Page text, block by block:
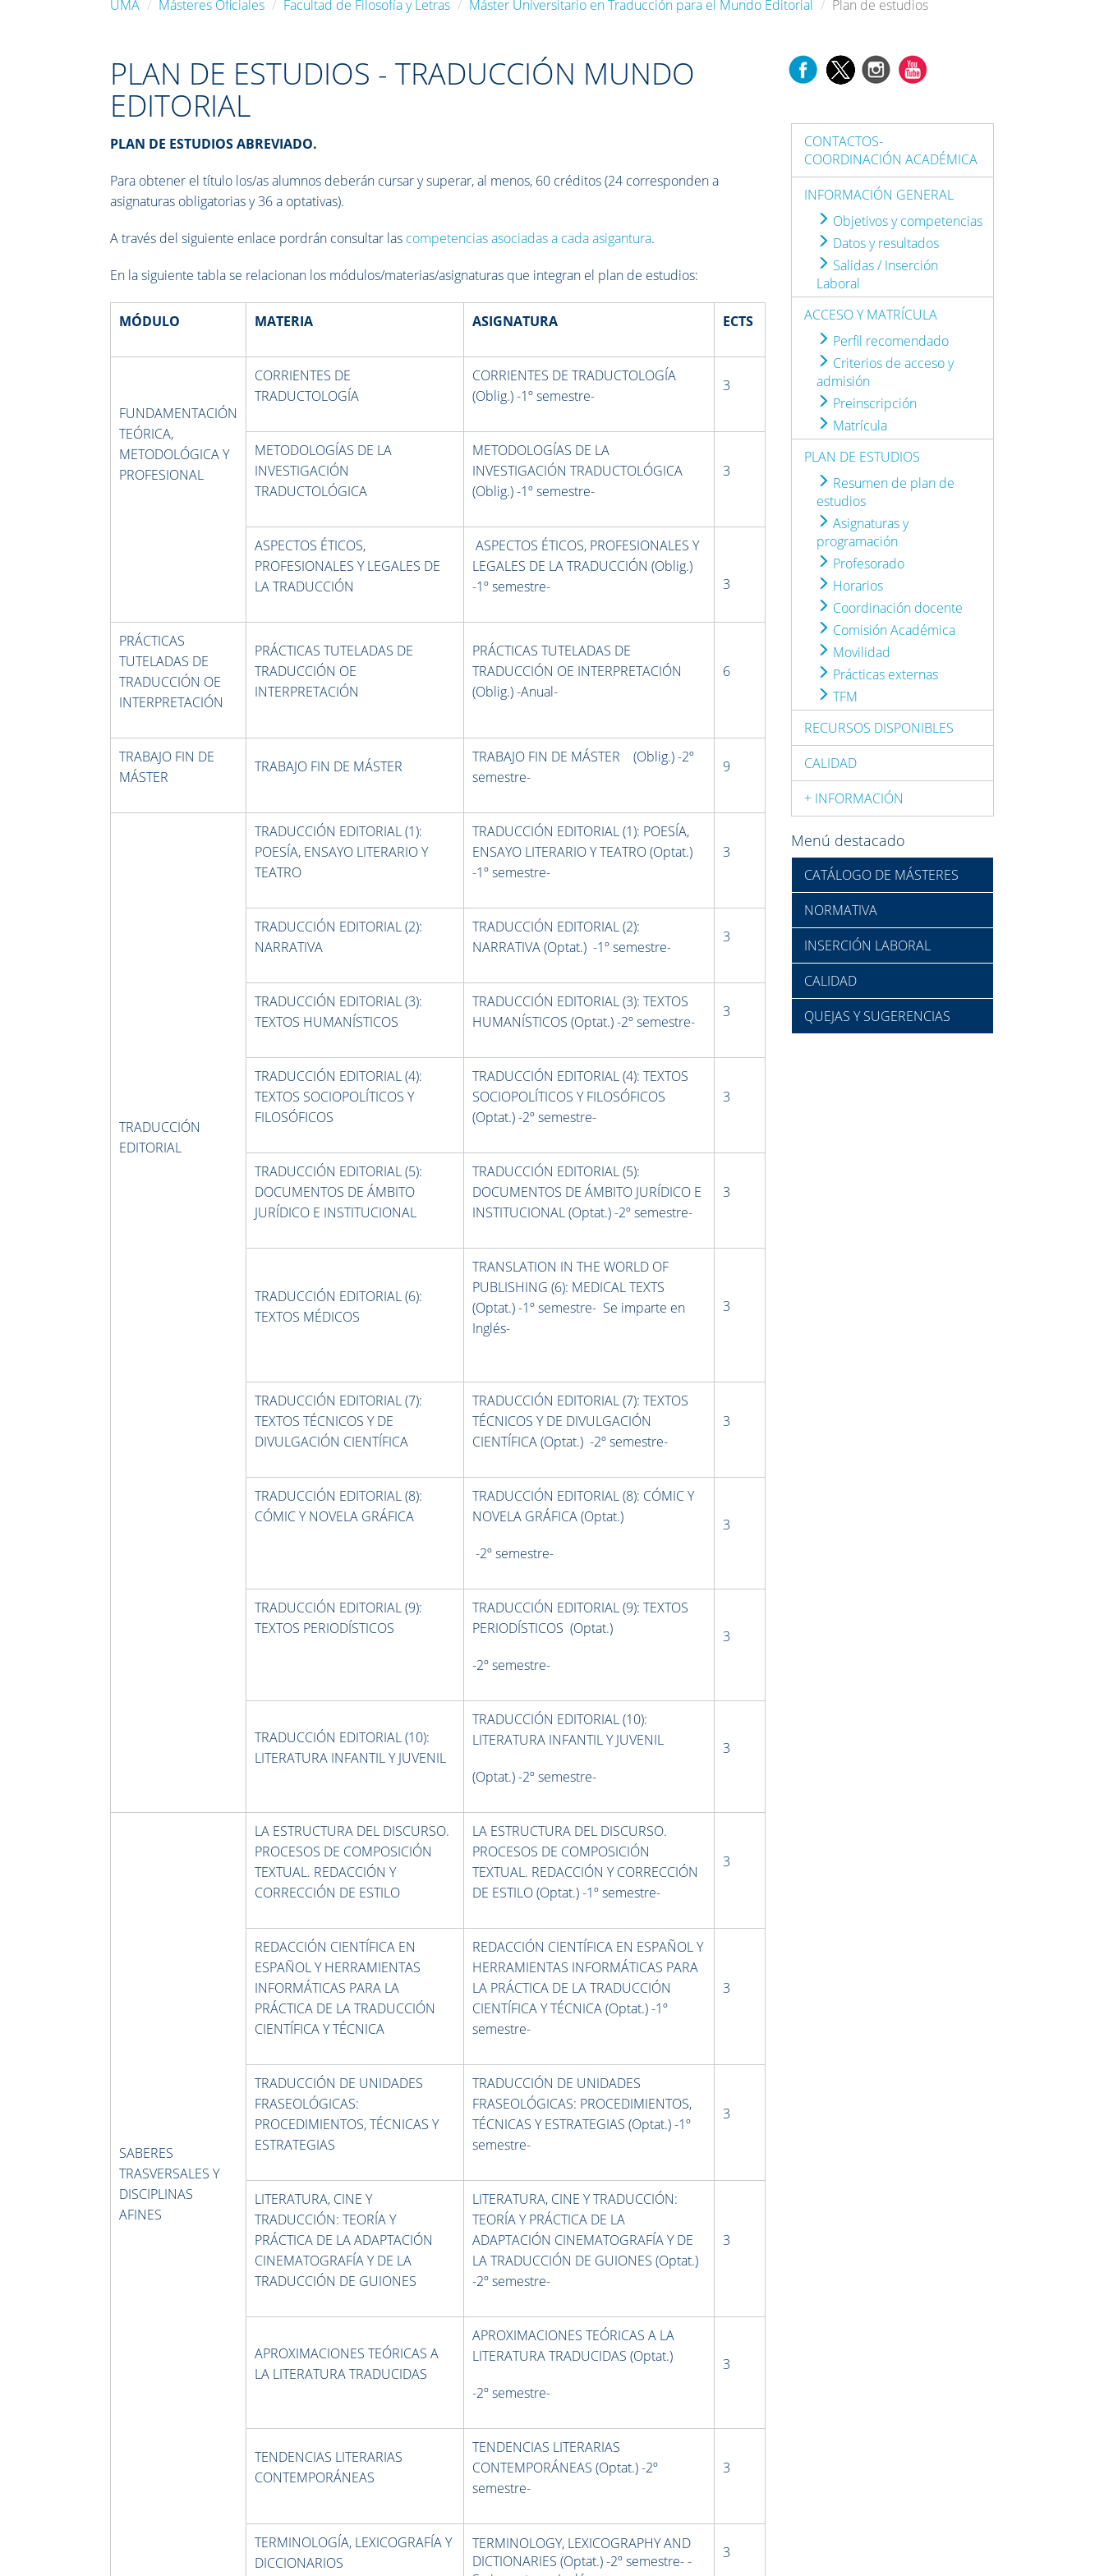
UMA Másteres Oficiales Facultad de Filosofía y Letras Máster Universitario en Traducción para el Mundo Editorial Plan de estudios
PLAN DE ESTUDIOS - TRADUCCIÓN MUNDO
EDITORIAL
PLAN DE ESTUDIOS ABREVIADO.
Para obtener el título los/as alumnos deberán cursar y superar, al menos, 60 créditos (24 corresponden a
asignaturas obligatorias y 36 a optativas).
A través del siguiente enlace pordrán consultar las competencias asociadas a cada asigantura.
En la siguiente tabla se relacionan los módulos/materias/asignaturas que integran el plan de estudios:
MÓDULO MATERIA ASIGNATURA ECTS
FUNDAMENTACIÓN
TEÓRICA,
METODOLÓGICA Y
PROFESIONAL
CORRIENTES DE
TRADUCTOLOGÍA
CORRIENTES DE TRADUCTOLOGÍA
(Oblig.) -1º semestre-
3
METODOLOGÍAS DE LA
INVESTIGACIÓN
TRADUCTOLÓGICA
METODOLOGÍAS DE LA
INVESTIGACIÓN TRADUCTOLÓGICA
(Oblig.) -1º semestre-
3
ASPECTOS ÉTICOS,
PROFESIONALES Y LEGALES DE
LA TRADUCCIÓN
ASPECTOS ÉTICOS, PROFESIONALES Y
LEGALES DE LA TRADUCCIÓN (Oblig.)
-1º semestre-
3
PRÁCTICAS
TUTELADAS DE
TRADUCCIÓN OE
INTERPRETACIÓN
PRÁCTICAS TUTELADAS DE
TRADUCCIÓN OE
INTERPRETACIÓN
PRÁCTICAS TUTELADAS DE
TRADUCCIÓN OE INTERPRETACIÓN
(Oblig.) -Anual-
6
TRABAJO FIN DE
MÁSTER
TRABAJO FIN DE MÁSTER
TRABAJO FIN DE MÁSTER (Oblig.) -2º
semestre-
9
TRADUCCIÓN
EDITORIAL
TRADUCCIÓN EDITORIAL (1):
POESÍA, ENSAYO LITERARIO Y
TEATRO
TRADUCCIÓN EDITORIAL (1): POESÍA,
ENSAYO LITERARIO Y TEATRO (Optat.)
-1º semestre-
3
TRADUCCIÓN EDITORIAL (2):
NARRATIVA
TRADUCCIÓN EDITORIAL (2):
NARRATIVA (Optat.) -1º semestre-
3
TRADUCCIÓN EDITORIAL (3):
TEXTOS HUMANÍSTICOS
TRADUCCIÓN EDITORIAL (3): TEXTOS
HUMANÍSTICOS (Optat.) -2º semestre-
3
TRADUCCIÓN EDITORIAL (4):
TEXTOS SOCIOPOLÍTICOS Y
FILOSÓFICOS
TRADUCCIÓN EDITORIAL (4): TEXTOS
SOCIOPOLÍTICOS Y FILOSÓFICOS
(Optat.) -2º semestre-
3
TRADUCCIÓN EDITORIAL (5):
DOCUMENTOS DE ÁMBITO
JURÍDICO E INSTITUCIONAL
TRADUCCIÓN EDITORIAL (5):
DOCUMENTOS DE ÁMBITO JURÍDICO E
INSTITUCIONAL (Optat.) -2º semestre-
3
TRADUCCIÓN EDITORIAL (6):
TEXTOS MÉDICOS
TRANSLATION IN THE WORLD OF
PUBLISHING (6): MEDICAL TEXTS
(Optat.) -1º semestre- Se imparte en
Inglés-
3
TRADUCCIÓN EDITORIAL (7):
TEXTOS TÉCNICOS Y DE
DIVULGACIÓN CIENTÍFICA
TRADUCCIÓN EDITORIAL (7): TEXTOS
TÉCNICOS Y DE DIVULGACIÓN
CIENTÍFICA (Optat.) -2º semestre-
3
TRADUCCIÓN EDITORIAL (8):
CÓMIC Y NOVELA GRÁFICA
TRADUCCIÓN EDITORIAL (8): CÓMIC Y
NOVELA GRÁFICA (Optat.)
-2º semestre-
3
TRADUCCIÓN EDITORIAL (9):
TEXTOS PERIODÍSTICOS
TRADUCCIÓN EDITORIAL (9): TEXTOS
PERIODÍSTICOS (Optat.)
-2º semestre-
3
TRADUCCIÓN EDITORIAL (10):
LITERATURA INFANTIL Y JUVENIL
TRADUCCIÓN EDITORIAL (10):
LITERATURA INFANTIL Y JUVENIL
(Optat.) -2º semestre-
3
SABERES
TRASVERSALES Y
DISCIPLINAS
AFINES
LA ESTRUCTURA DEL DISCURSO.
PROCESOS DE COMPOSICIÓN
TEXTUAL. REDACCIÓN Y
CORRECCIÓN DE ESTILO
LA ESTRUCTURA DEL DISCURSO.
PROCESOS DE COMPOSICIÓN
TEXTUAL. REDACCIÓN Y CORRECCIÓN
DE ESTILO (Optat.) -1º semestre-
3
REDACCIÓN CIENTÍFICA EN
ESPAÑOL Y HERRAMIENTAS
INFORMÁTICAS PARA LA
PRÁCTICA DE LA TRADUCCIÓN
CIENTÍFICA Y TÉCNICA
REDACCIÓN CIENTÍFICA EN ESPAÑOL Y
HERRAMIENTAS INFORMÁTICAS PARA
LA PRÁCTICA DE LA TRADUCCIÓN
CIENTÍFICA Y TÉCNICA (Optat.) -1º
semestre-
3
TRADUCCIÓN DE UNIDADES
FRASEOLÓGICAS:
PROCEDIMIENTOS, TÉCNICAS Y
ESTRATEGIAS
TRADUCCIÓN DE UNIDADES
FRASEOLÓGICAS: PROCEDIMIENTOS,
TÉCNICAS Y ESTRATEGIAS (Optat.) -1º
semestre-
3
LITERATURA, CINE Y
TRADUCCIÓN: TEORÍA Y
PRÁCTICA DE LA ADAPTACIÓN
CINEMATOGRAFÍA Y DE LA
TRADUCCIÓN DE GUIONES
LITERATURA, CINE Y TRADUCCIÓN:
TEORÍA Y PRÁCTICA DE LA
ADAPTACIÓN CINEMATOGRAFÍA Y DE
LA TRADUCCIÓN DE GUIONES (Optat.)
-2º semestre-
3
APROXIMACIONES TEÓRICAS A
LA LITERATURA TRADUCIDAS
APROXIMACIONES TEÓRICAS A LA
LITERATURA TRADUCIDAS (Optat.)
-2º semestre-
3
TENDENCIAS LITERARIAS
CONTEMPORÁNEAS
TENDENCIAS LITERARIAS
CONTEMPORÁNEAS (Optat.) -2º
semestre-
3
TERMINOLOGÍA, LEXICOGRAFÍA Y
DICCIONARIOS
TERMINOLOGY, LEXICOGRAPHY AND
DICTIONARIES (Optat.) -2º semestre- -
3
CONTACTOS-
COORDINACIÓN ACADÉMICA
INFORMACIÓN GENERAL
Objetivos y competencias
Datos y resultados
Salidas / Inserción
Laboral
ACCESO Y MATRÍCULA
Perfil recomendado
Criterios de acceso y
admisión
Preinscripción
Matrícula
PLAN DE ESTUDIOS
Resumen de plan de
estudios
Asignaturas y
programación
Profesorado
Horarios
Coordinación docente
Comisión Académica
Movilidad
Prácticas externas
TFM
RECURSOS DISPONIBLES
CALIDAD
+ INFORMACIÓN
Menú destacado
CATÁLOGO DE MÁSTERES
NORMATIVA
INSERCIÓN LABORAL
CALIDAD
QUEJAS Y SUGERENCIAS